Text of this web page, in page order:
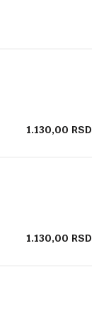
1.130,00 RSD
1.130,00 RSD